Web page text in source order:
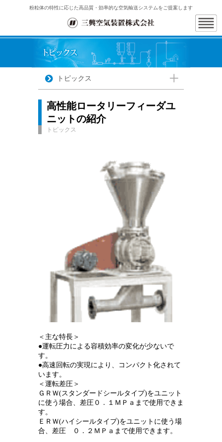
粉粒体の特性に応じた高品質・効率的な空気輸送システムをご提案します
トピックス
高性能ロータリーフィーダユ
ニットの紹介
トピックス
＜主な特長＞
●運転圧力による容積効率の変化が少ないで
す。
●高速回転の実現により、コンパクト化されて
います。
＜運転差圧＞
ＧＲＷ(スタンダードシールタイプ)をユニット
に使う場合、差圧０．１ＭＰａまで使用できま
す。
ＥＲＷ(ハイシールタイプ)をユニットに使う場
合、差圧 ０．２ＭＰａまで使用できます。